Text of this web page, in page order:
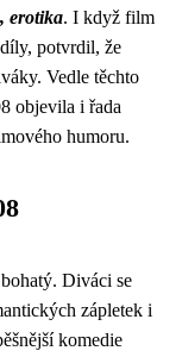
erotika. I když film
potvrdil, že
Vedle těchto
objevila i řada
humoru.
Diváci se
zápletek i
komedie